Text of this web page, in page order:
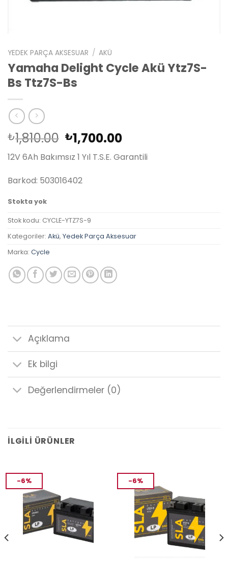
YEDEK PARÇA AKSESUAR / AKÜ
Yamaha Delight Cycle Akü Ytz7S-
Bs Ttz7S-Bs
₺1,810.00 Orijinal
fiyat:
₺1,810.00.
₺1,700.00Şu
andaki
fiyat:
12V 6Ah Bakımsız 1 Yıl T.S.E. Garantili
Barkod: 503016402
Stokta yok
Stok kodu: CYCLE-YTZ7S-9
Kategoriler: Akü, Yedek Parça Aksesuar
Marka: Cycle
Açıklama
Ek bilgi
Değerlendirmeler (0)
İLGILI ÜRÜNLER
-6% -6%